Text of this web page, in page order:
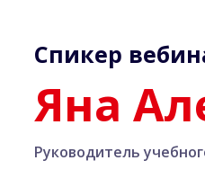
Руководитель
Яна
Спикер